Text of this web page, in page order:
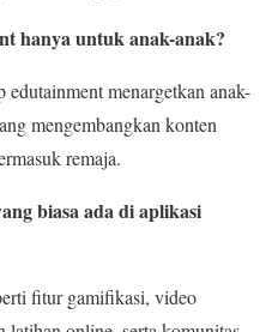
hanya untuk anak-anak?
edutainment menargetkan anak-
mengembangkan konten
remaja.
biasa ada di aplikasi
fitur gamifikasi, video